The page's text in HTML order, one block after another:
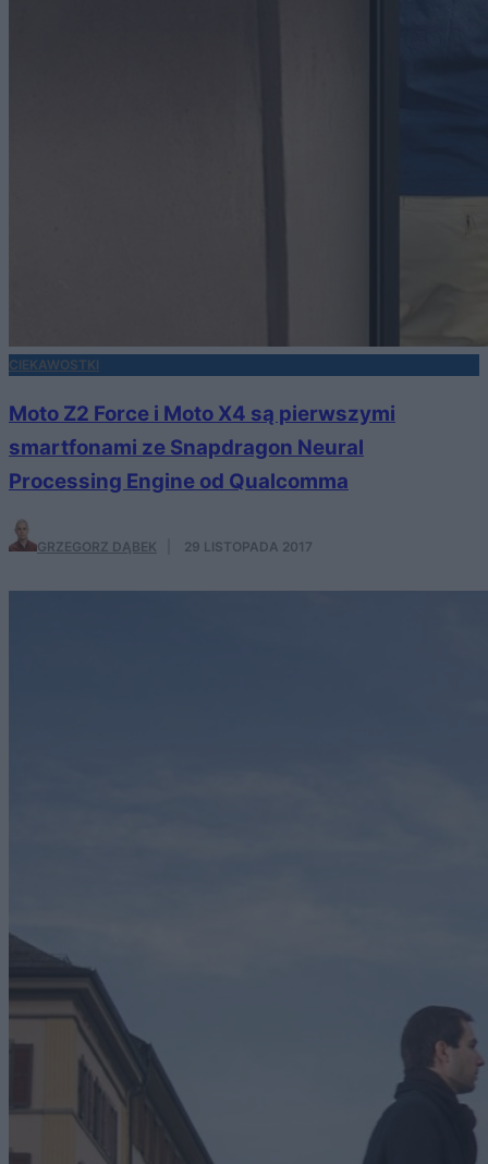
CIEKAWOSTKI
Moto Z2 Force i Moto X4 są pierwszymi
smartfonami ze Snapdragon Neural
Processing Engine od Qualcomma
GRZEGORZ DĄBEK 29 LISTOPADA 2017